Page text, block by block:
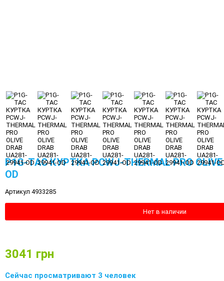
P1G-TAC КУРТКА PCWJ-THERMAL PRO
OD
Артикул 4933285
Нет в наличии
3041 грн
Сейчас просматривают 3 человек